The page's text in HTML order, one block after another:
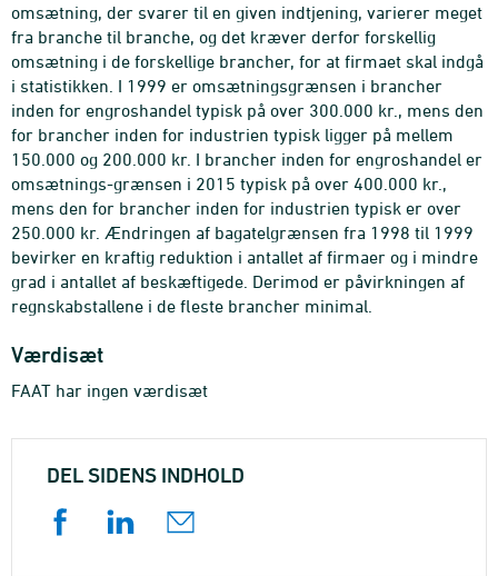
omsætning, der svarer til en given indtjening, varierer meget
fra branche til branche, og det kræver derfor forskellig
omsætning i de forskellige brancher, for at firmaet skal indgå
i statistikken. I 1999 er omsætningsgrænsen i brancher
inden for engroshandel typisk på over 300.000 kr., mens den
for brancher inden for industrien typisk ligger på mellem
150.000 og 200.000 kr. I brancher inden for engroshandel er
omsætnings-grænsen i 2015 typisk på over 400.000 kr.,
mens den for brancher inden for industrien typisk er over
250.000 kr. Ændringen af bagatelgrænsen fra 1998 til 1999
bevirker en kraftig reduktion i antallet af firmaer og i mindre
grad i antallet af beskæftigede. Derimod er påvirkningen af
regnskabstallene i de fleste brancher minimal.
Værdisæt
FAAT har ingen værdisæt
DEL SIDENS INDHOLD